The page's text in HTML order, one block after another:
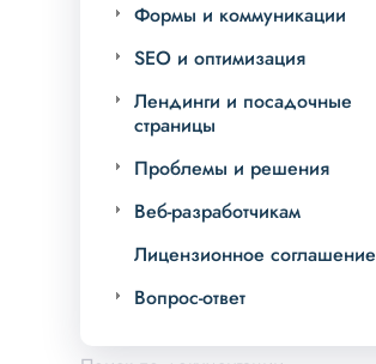
Формы и коммуникации
SEO и оптимизация
Лендинги и посадочные
страницы
Проблемы и решения
Веб-разработчикам
Лицензионное соглашение
Вопрос-ответ